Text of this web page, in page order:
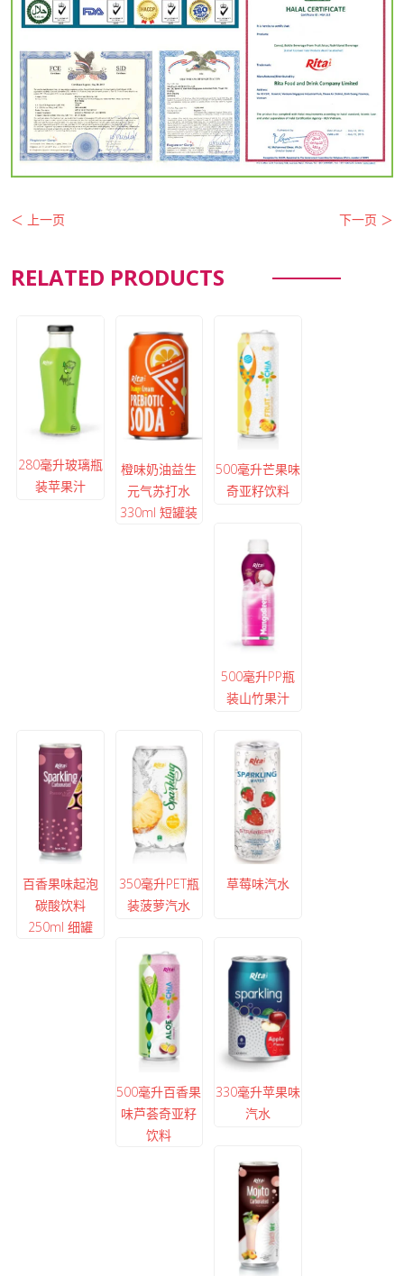
＜ 上一页 下一页 ＞
RELATED PRODUCTS
280毫升玻璃瓶
装苹果汁
橙味奶油益生
元气苏打水
330ml 短罐装
500毫升芒果味
奇亚籽饮料
500毫升PP瓶
装山竹果汁
百香果味起泡
碳酸饮料
250ml 细罐
350毫升PET瓶
装菠萝汽水
草莓味汽水
500毫升百香果
味芦荟奇亚籽
饮料
330毫升苹果味
汽水